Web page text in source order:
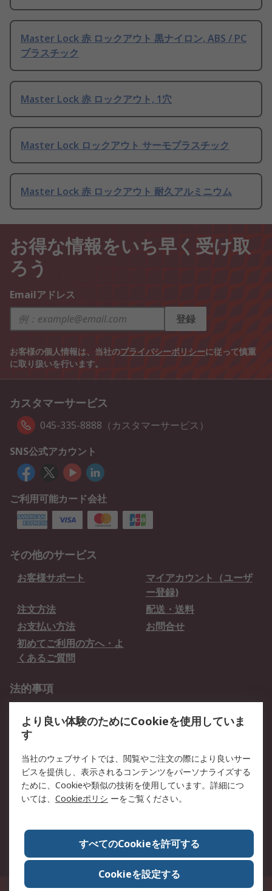
Master Lock 赤 ロックアウト 黒ナイロン, ABS / PC
プラスチック
Master Lock 赤 ロックアウト, 1穴
Master Lock ロックアウト サーモプラスチック
Master Lock 赤 ロックアウト 耐久アルミニウム
お得な情報をいち早く受け取
ろう
Emailアドレス
登録
お客様の個人情報は、当社のプライバシーポリシーに従って慎重
に取り扱いを行います。
カスタマーサービス
045-335-8888（カスタマーサービス）
SNS公式アカウント
ご利用可能カード会社
その他のサービス
お客様サポート
マイアカウント（ユーザ
ー登録)
注文方法
配送・送料
お支払い方法
お問合せ
初めてご利用の方へ・よ
くあるご質問
法的事項
クッキーポリシー
RSについて
会社概要
採用情報
プレスリリース＆お知ら
コーポレートサイト
全世界のRS
RSの歴史
ESGへの取り組み（英語）
認証について
〒240-0005 神奈川県横浜市保土ヶ谷区神戸町134番地 横浜ビジネスパーク ウ
より良い体験のためにCookieを使用していま
す
当社のウェブサイトでは、閲覧やご注文の際により良いサー
ビスを提供し、表示されるコンテンツをパーソナライズする
ために、Cookieや類似の技術を使用しています。詳細につ
いては、 Cookieポリシ ーをご覧ください。
すべてのCookieを許可する
Cookieを設定する